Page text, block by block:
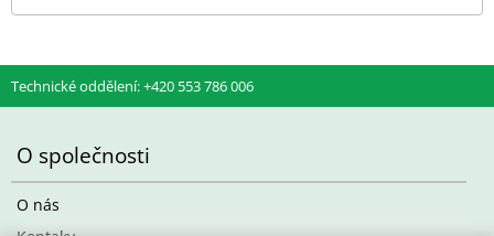
Technické oddělení: +420 553 786 006
O společnosti
O nás